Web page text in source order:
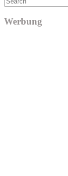
Werbung